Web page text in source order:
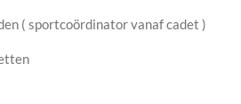
( sportcoördinator vanaf cadet )